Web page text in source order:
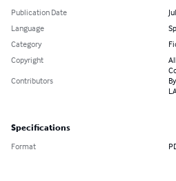
Publication Date
Language
Category
Copyright
Contributors
Specifications
Format